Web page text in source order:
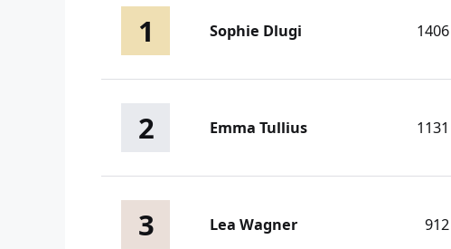
1 Sophie Dlugi 1406
2 Emma Tullius 1131
3 Lea Wagner 912